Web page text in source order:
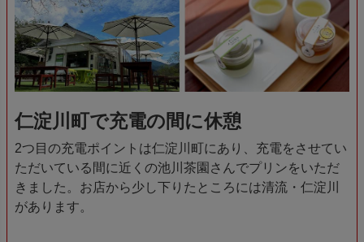
仁淀川町で充電の間に休憩
2つ目の充電ポイントは仁淀川町にあり、充電をさせてい
ただいている間に近くの池川茶園さんでプリンをいただ
きました。お店から少し下りたところには清流・仁淀川
があります。